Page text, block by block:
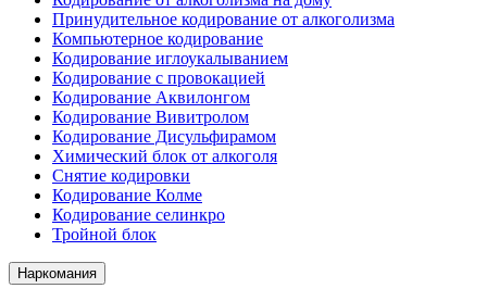
Принудительное кодирование от алкоголизма
Компьютерное кодирование
Кодирование иглоукалыванием
Кодирование с провокацией
Кодирование Аквилонгом
Кодирование Вивитролом
Кодирование Дисульфирамом
Химический блок от алкоголя
Снятие кодировки
Кодирование Колме
Кодирование селинкро
Тройной блок
Наркомания